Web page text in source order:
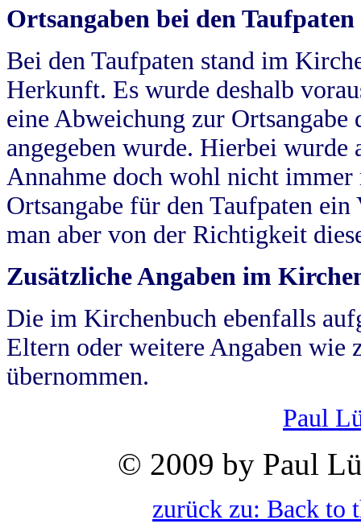
Ortsangaben bei den Taufpaten
Bei den Taufpaten stand im
Herkunft. Es wurde deshalb
eine Abweichung zur
angegeben wurde. Hierbei wurde
Annahme doch wohl nicht
Ortsangabe für den Taufpaten
man aber von der Richtigkeit
Zusätzliche Angaben im
Die im Kirchenbuch ebenfalls
Eltern oder weitere Angaben wie
übernommen.
Paul
© 2009 by Paul
zurück zu: Back to